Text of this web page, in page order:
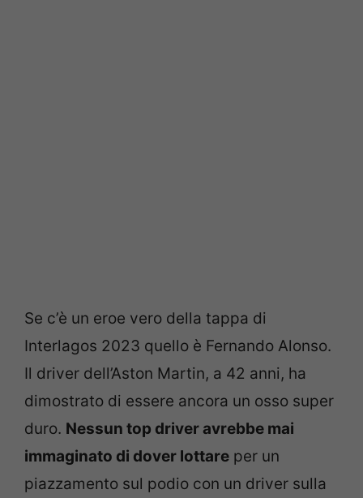
Se c’è un eroe vero della tappa di
Interlagos 2023 quello è Fernando Alonso.
Il driver dell’Aston Martin, a 42 anni, ha
dimostrato di essere ancora un osso super
duro. Nessun top driver avrebbe mai
immaginato di dover lottare per un
piazzamento sul podio con un driver sulla